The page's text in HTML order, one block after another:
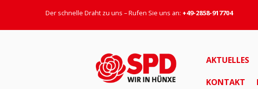
Der schnelle Draht zu uns – Rufen Sie uns an: +49-2858-917704
AKTUELLES
KONTAKT